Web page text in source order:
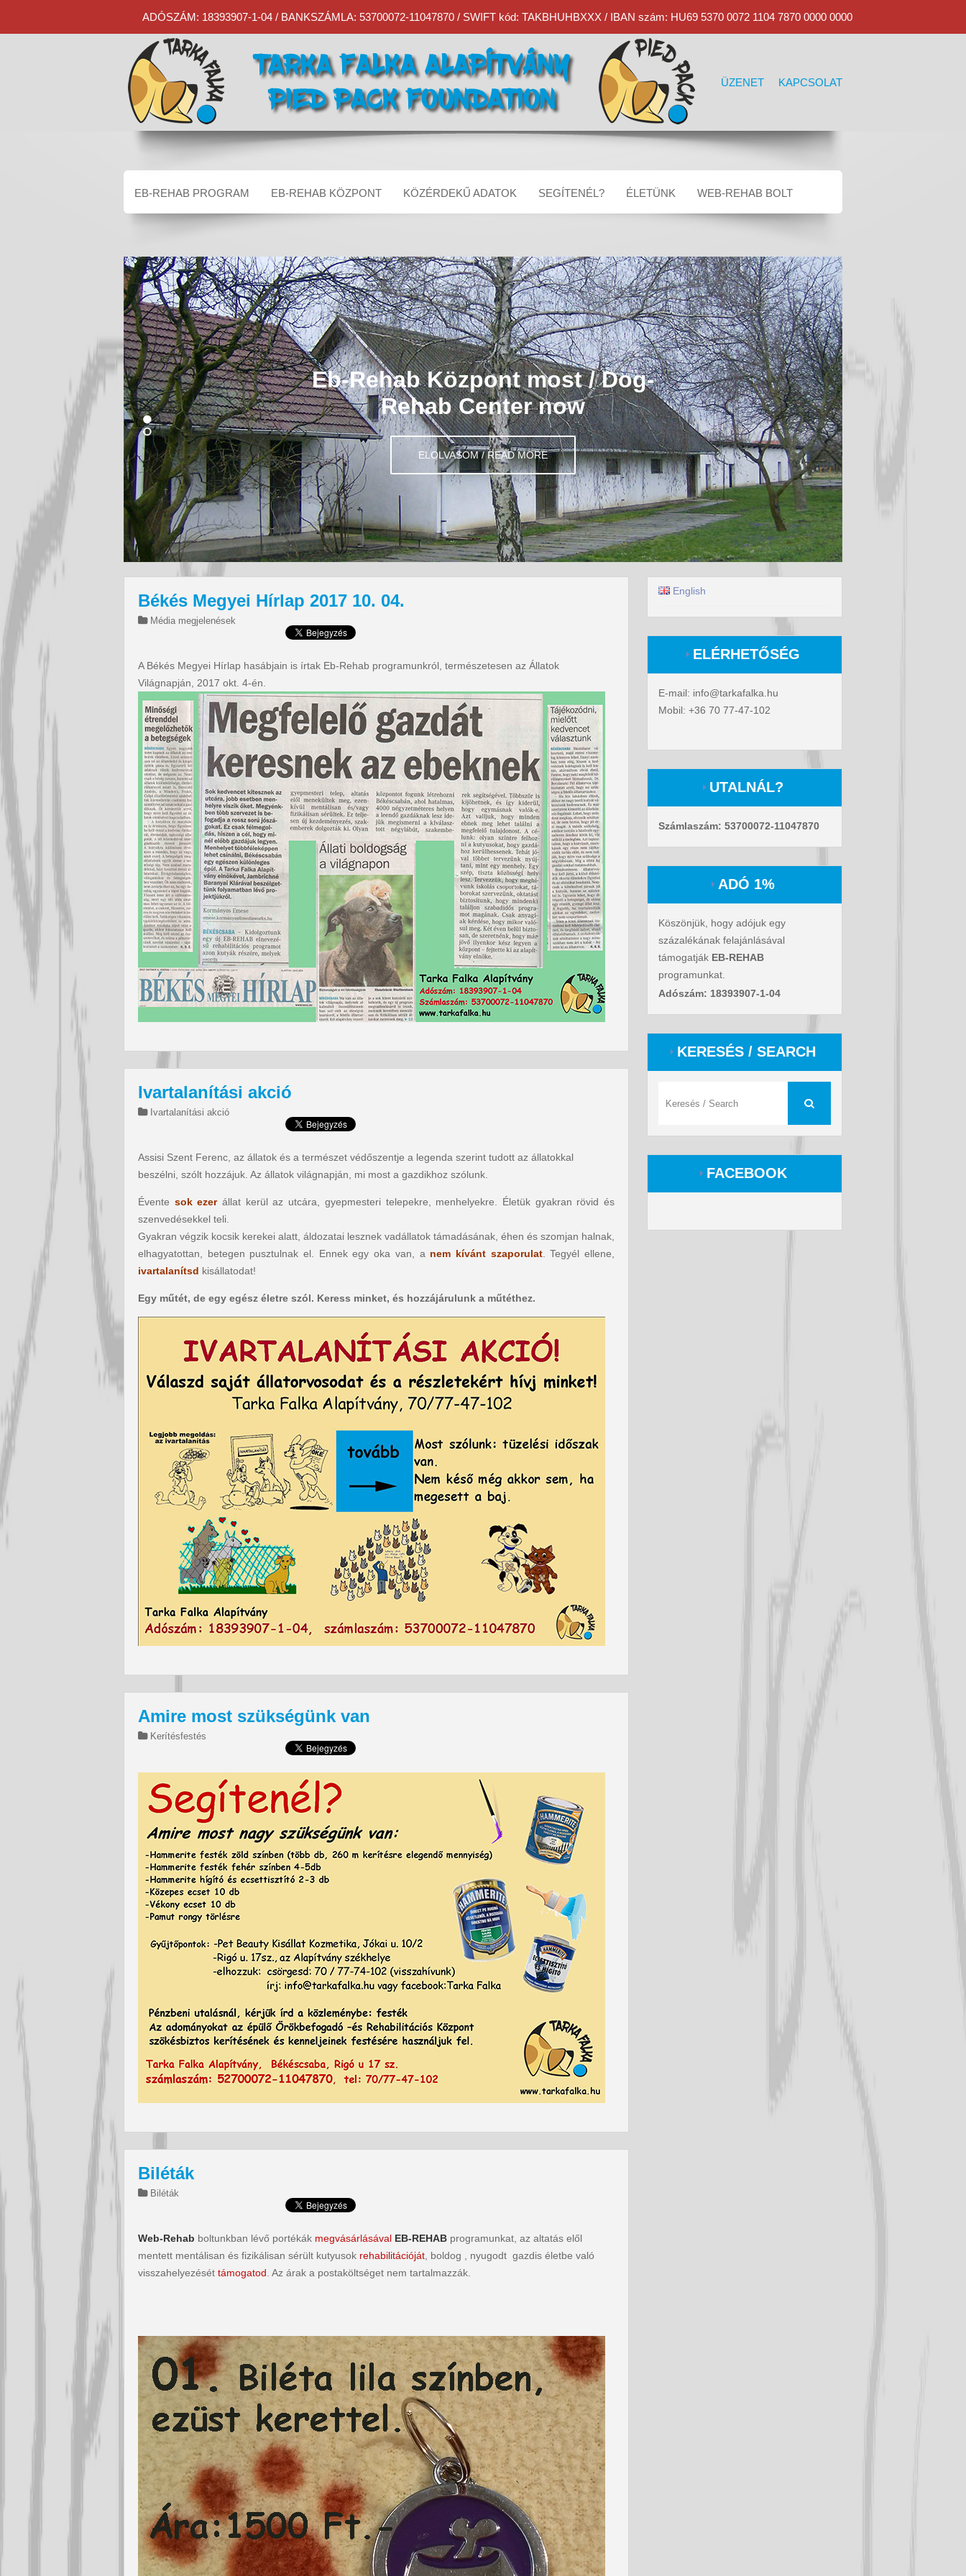
ADÓSZÁM: 18393907-1-04 / BANKSZÁMLA: 53700072-11047870 / SWIFT kód: TAKBHUHBXXX / IBAN szám: HU69 5370 0072 1104 7870 0000 0000
ÜZENET KAPCSOLAT
EB-REHAB PROGRAM EB-REHAB KÖZPONT KÖZÉRDEKŰ ADATOK SEGÍTENÉL? ÉLETÜNK WEB-REHAB BOLT
Eb-Rehab Központ most / Dog-
Rehab Center now
ELOLVASOM / READ MORE
English
ELÉRHETŐSÉG
E-mail: info@tarkafalka.hu
Mobil: +36 70 77-47-102
UTALNÁL?
Számlaszám: 53700072-11047870
ADÓ 1%
Köszönjük, hogy adójuk egy
százalékának felajánlásával
támogatják EB-REHAB
programunkat.
Adószám: 18393907-1-04
KERESÉS / SEARCH
FACEBOOK
Békés Megyei Hírlap 2017 10. 04.
Média megjelenések
A Békés Megyei Hírlap hasábjain is írtak Eb-Rehab programunkról, természetesen az Állatok
Világnapján, 2017 okt. 4-én.
Ivartalanítási akció
Ivartalanítási akció
Assisi Szent Ferenc, az állatok és a természet védőszentje a legenda szerint tudott az állatokkal
beszélni, szólt hozzájuk. Az állatok világnapján, mi most a gazdikhoz szólunk.
Évente sok ezerállat kerül az utcára, gyepmesteri telepekre, menhelyekre. Életük gyakran rövid és
szenvedésekkel teli.
Gyakran végzik kocsik kerekei alatt, áldozatai lesznek vadállatok támadásának, éhen és szomjan halnak,
elhagyatottan, betegen pusztulnak el. Ennek egy oka van, a nem kívánt szaporulat. Tegyél ellene,
ivartalanítsd kisállatodat!
Egy műtét, de egy egész életre szól. Keress minket, és hozzájárulunk a műtéthez.
Amire most szükségünk van
Kerítésfestés
Biléták
Biléták
Web-Rehab boltunkban lévő portékák megvásárlásával EB-REHAB programunkat, az altatás elől
mentett mentálisan és fizikálisan sérült kutyusok rehabilitációját , boldog , nyugodt gazdis életbe való
visszahelyezését támogatod . Az árak a postaköltséget nem tartalmazzák.